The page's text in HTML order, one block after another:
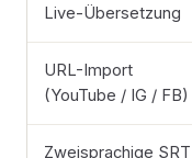
Live-Übersetzung
URL-Import
(YouTube / IG / FB)
Zweisprachige SRT